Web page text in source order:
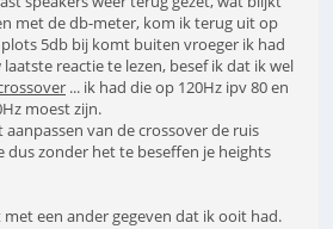
met de db-meter, kom ik terug uit op
5db bij komt buiten vroeger ik had
reactie te lezen, besef ik dat ik wel
... ik had die op 120Hz ipv 80 en
moest zijn.
van de crossover de ruis
dus zonder het te beseffen je heights
een ander gegeven dat ik ooit had.